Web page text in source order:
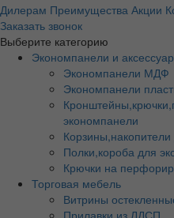
Дилерам Преимущества Акции
Заказать звонок
Выберите категорию
Экономпанели и
Экономпанели МДФ
Экономпанели
экономпанели
Полки,короба для
Крючки на
Торговая мебель
Витрины
Прилавки из ЛДСП